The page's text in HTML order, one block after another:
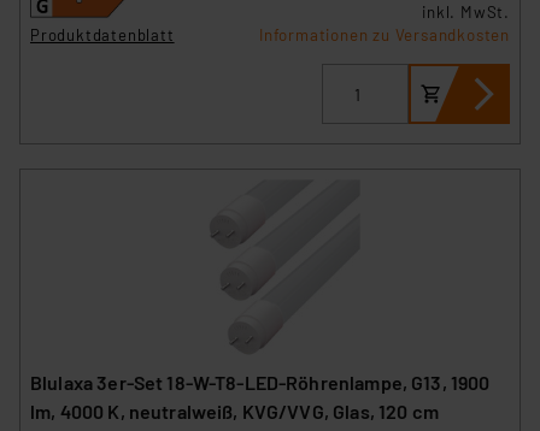
Produktdatenblatt
inkl. MwSt.
Informationen zu Versandkosten
Blulaxa 3er-Set 18-W-T8-LED-Röhrenlampe, G13, 1900
lm, 4000 K, neutralweiß, KVG/VVG, Glas, 120 cm